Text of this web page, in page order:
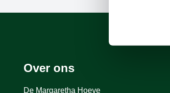
Over ons
De Margaretha Hoeve